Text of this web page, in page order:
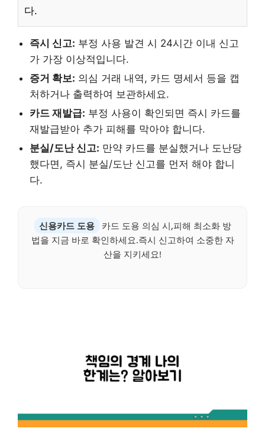
다.
즉시 신고: 부정 사용 발견 시 24시간 이내 신고
가 가장 이상적입니다.
증거 확보: 의심 거래 내역, 카드 명세서 등을 캡
처하거나 출력하여 보관하세요.
카드 재발급: 부정 사용이 확인되면 즉시 카드를
재발급받아 추가 피해를 막아야 합니다.
분실/도난 신고: 만약 카드를 분실했거나 도난당
했다면, 즉시 분실/도난 신고를 먼저 해야 합니
다.
신용카드 도용
카드 도용 의심 시,피해 최소화 방
법을 지금 바로 확인하세요.즉시 신고하여 소중한 자
산을 지키세요!